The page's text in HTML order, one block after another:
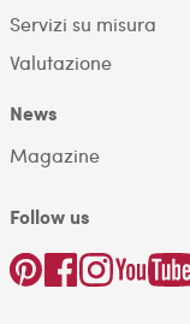
Servizi su misura
Valutazione
News
Magazine
Follow us